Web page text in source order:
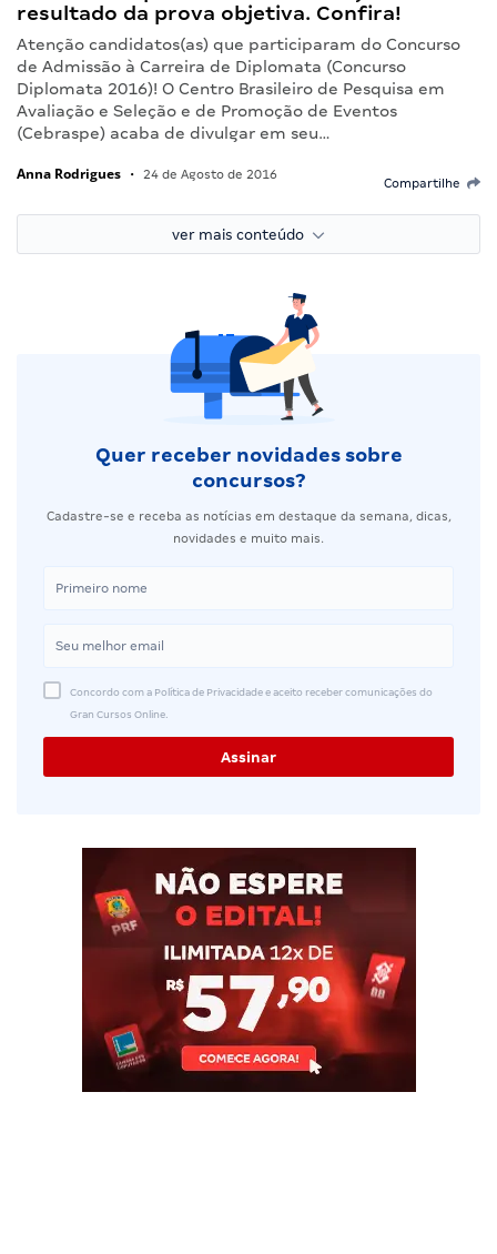
resultado da prova objetiva. Confira!
Atenção candidatos(as) que participaram do Concurso
de Admissão à Carreira de Diplomata (Concurso
Diplomata 2016)! O Centro Brasileiro de Pesquisa em
Avaliação e Seleção e de Promoção de Eventos
(Cebraspe) acaba de divulgar em seu…
Anna Rodrigues • 24 de Agosto de 2016
Compartilhe
ver mais conteúdo
Quer receber novidades sobre
concursos?
Cadastre-se e receba as notícias em destaque da semana, dicas,
novidades e muito mais.
Concordo com a Política de Privacidade e aceito receber comunicações do
Gran Cursos Online.